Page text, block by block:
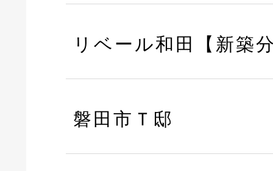
リベール和田【新築
磐田市Ｔ邸